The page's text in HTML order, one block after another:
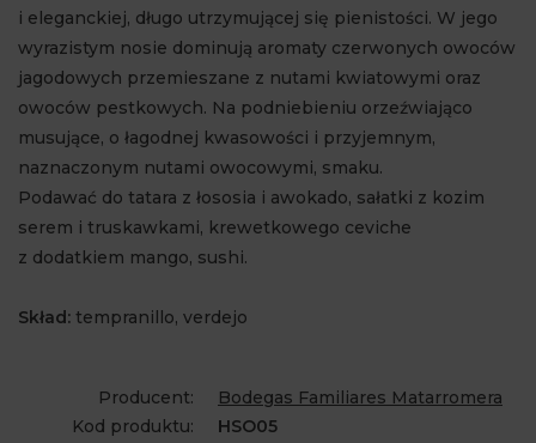
i eleganckiej, długo utrzymującej się pienistości. W jego
wyrazistym nosie dominują aromaty czerwonych owoców
jagodowych przemieszane z nutami kwiatowymi oraz
owoców pestkowych. Na podniebieniu orzeźwiająco
musujące, o łagodnej kwasowości i przyjemnym,
naznaczonym nutami owocowymi, smaku.
Podawać do tatara z łososia i awokado, sałatki z kozim
serem i truskawkami, krewetkowego ceviche
z dodatkiem mango, sushi.
Skład: tempranillo, verdejo
Producent:
Bodegas Familiares Matarromera
Kod produktu:
HSO05